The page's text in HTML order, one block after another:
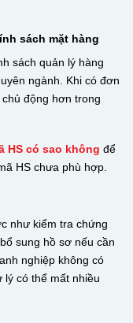
sách mặt hàng
sách quản lý hàng
ngành. Khi có đơn
động hơn trong
HS có sao không để
HS chưa phù hợp.
như kiểm tra chứng
sung hồ sơ nếu cần
nghiệp không có
lý có thể mất nhiều